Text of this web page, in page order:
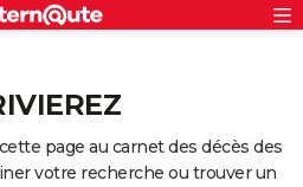
page au carnet des décès des
votre recherche ou trouver un